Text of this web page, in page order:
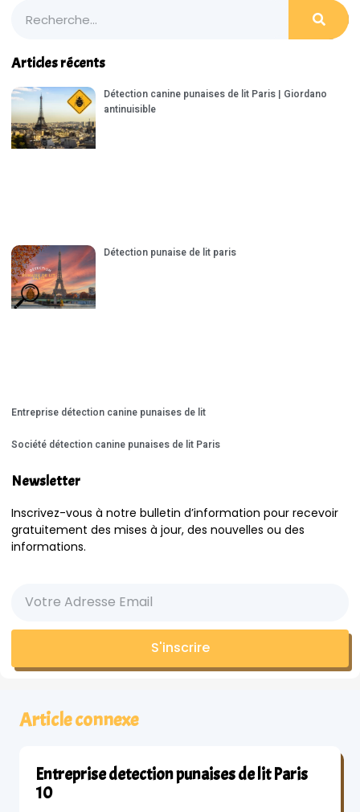
Articles récents
Détection canine punaises de lit Paris | Giordano
antinuisible
Détection punaise de lit paris
Entreprise détection canine punaises de lit
Société détection canine punaises de lit Paris
Newsletter
Inscrivez-vous à notre bulletin d’information pour recevoir
gratuitement des mises à jour, des nouvelles ou des
informations.
S'inscrire
Article connexe
Entreprise detection punaises de lit Paris
10